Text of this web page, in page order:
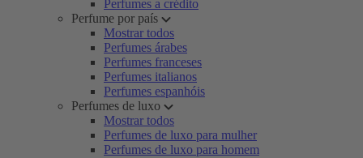
Perfumes a crédito
Perfume por país
Mostrar todos
Perfumes árabes
Perfumes franceses
Perfumes italianos
Perfumes espanhóis
Perfumes de luxo
Mostrar todos
Perfumes de luxo para mulher
Perfumes de luxo para homem